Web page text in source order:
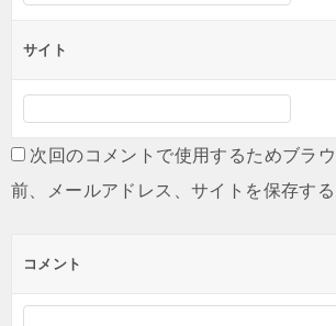
サイト
次回のコメントで使用するためブラ
前、メールアドレス、サイトを保存する
コメント